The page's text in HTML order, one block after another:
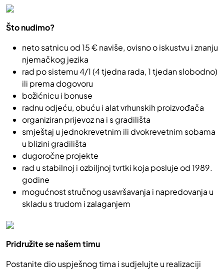
Što nudimo?
neto satnicu od 15 € naviše, ovisno o iskustvu i znanju
njemačkog jezika
rad po sistemu 4/1 (4 tjedna rada, 1 tjedan slobodno)
ili prema dogovoru
božićnicu i bonuse
radnu odjeću, obuću i alat vrhunskih proizvođača
organiziran prijevoz na i s gradilišta
smještaj u jednokrevetnim ili dvokrevetnim sobama
u blizini gradilišta
dugoročne projekte
rad u stabilnoj i ozbiljnoj tvrtki koja posluje od 1989.
godine
mogućnost stručnog usavršavanja i napredovanja u
skladu s trudom i zalaganjem
Pridružite se našem timu
Postanite dio uspješnog tima i sudjelujte u realizaciji